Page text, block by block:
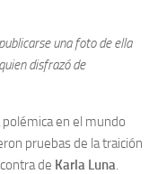
una foto de ella
disfrazó de
en el mundo
pruebas de la traición
de Karla Luna.